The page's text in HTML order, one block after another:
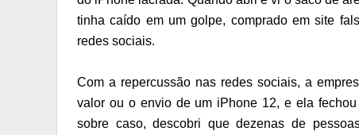
tinha caído em um golpe, comprado em site
redes sociais.
Com a repercussão nas redes sociais, a
valor ou o envio de um iPhone 12, e ela
sobre caso, descobri que dezenas de